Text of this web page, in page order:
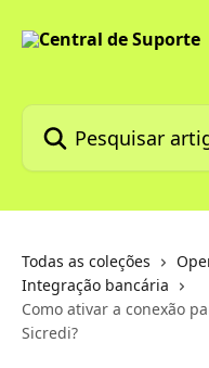
Pesquisar artigos...
Todas as coleções
Integração bancária
Como ativar a conexão
Sicredi?